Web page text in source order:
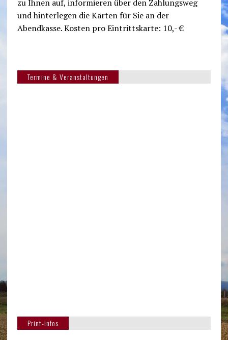
zu Ihnen auf, informieren über den Zahlungsweg
und hinterlegen die Karten für Sie an der
Abendkasse. Kosten pro Eintrittskarte: 10,- €
Termine & Veranstaltungen
Print-Infos